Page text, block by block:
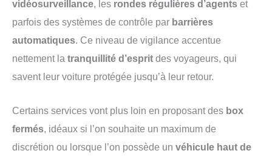
vidéosurveillance, les rondes régulières d’agents et
parfois des systèmes de contrôle par barrières
automatiques. Ce niveau de vigilance accentue
nettement la tranquillité d’esprit des voyageurs, qui
savent leur voiture protégée jusqu’à leur retour.
Certains services vont plus loin en proposant des box
fermés, idéaux si l’on souhaite un maximum de
discrétion ou lorsque l’on possède un véhicule haut de